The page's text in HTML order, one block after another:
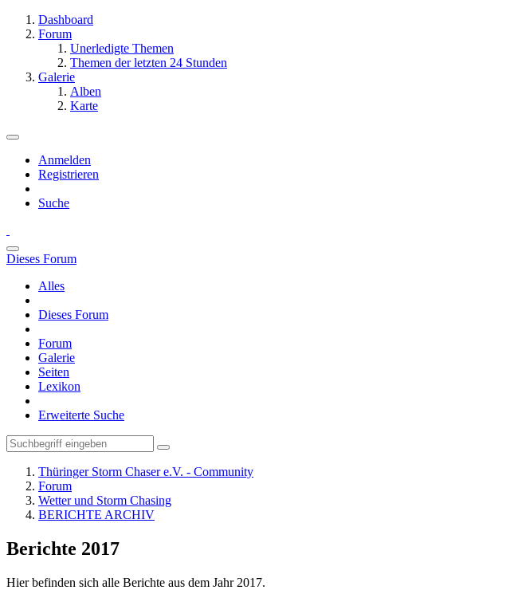
Dashboard
Forum
Unerledigte Themen
Themen der letzten 24 Stunden
Galerie
Alben
Karte
Anmelden
Registrieren
Suche
Dieses Forum
Alles
Dieses Forum
Forum
Galerie
Seiten
Lexikon
Erweiterte Suche
Thüringer Storm Chaser e.V. - Community
Forum
Wetter und Storm Chasing
BERICHTE ARCHIV
Berichte 2017
Hier befinden sich alle Berichte aus dem Jahr 2017.